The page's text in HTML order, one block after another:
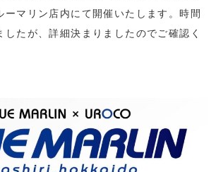
ーマリン店内にて開催いたします。時間
したが、詳細決まりましたのでご確認く